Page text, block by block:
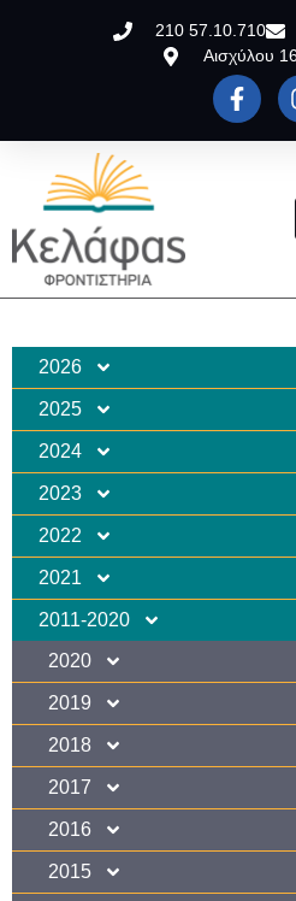
210 57.10.710
Αισχύλου
2026
2025
2024
2023
2022
2021
2011-2020
2020
2019
2018
2017
2016
2015